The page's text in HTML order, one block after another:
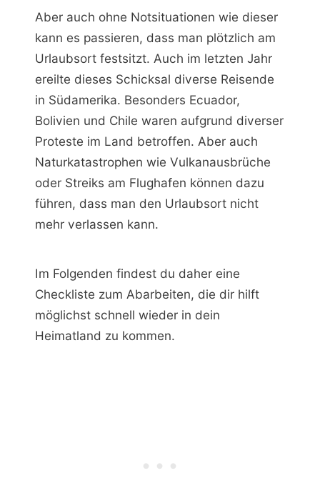
Aber auch ohne Notsituationen wie dieser
kann es passieren, dass man plötzlich am
Urlaubsort festsitzt. Auch im letzten Jahr
ereilte dieses Schicksal diverse Reisende
in Südamerika. Besonders Ecuador,
Bolivien und Chile waren aufgrund diverser
Proteste im Land betroffen. Aber auch
Naturkatastrophen wie Vulkanausbrüche
oder Streiks am Flughafen können dazu
führen, dass man den Urlaubsort nicht
mehr verlassen kann.
Im Folgenden findest du daher eine
Checkliste zum Abarbeiten, die dir hilft
möglichst schnell wieder in dein
Heimatland zu kommen.